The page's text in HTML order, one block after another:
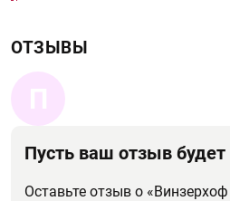
ОТЗЫВЫ
П
Пусть ваш отзыв
Оставьте отзыв о